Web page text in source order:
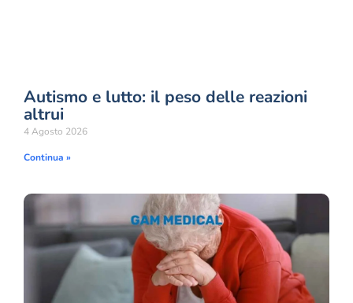
Autismo e lutto: il peso delle reazioni
altrui
4 Agosto 2026
Continua »